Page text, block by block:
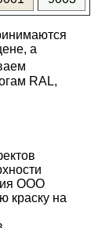
а
RAL,
ООО
краску на